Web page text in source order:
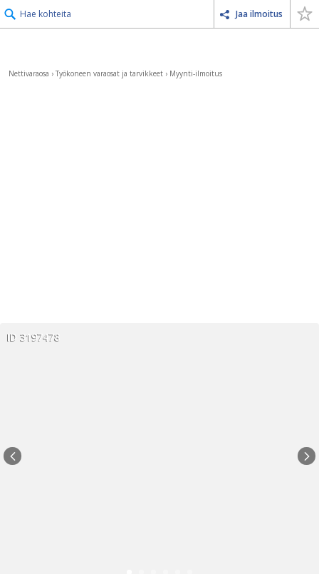
Hae kohteita Jaa ilmoitus
Nettivaraosa › Työkoneen varaosat ja tarvikkeet › Myynti-ilmoitus
ID 3197478